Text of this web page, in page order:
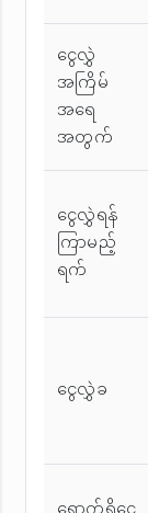
ငွေလွှဲ
အကြိမ်
အ‌ရေ
အတွက်
ငွေလွှဲရန်
ကြာမည့်
ရက်
ငွေလွှဲခ